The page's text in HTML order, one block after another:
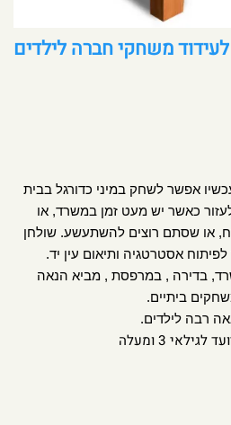
משחקי חברה לילדים
אפשר לשחק במיני כדורגל בבית
לעזור כאשר יש מעט זמן במשרד, או
או שסתם רוצים להשתעשע. שולחן
לפיתוח אסטרטגיה ותיאום עין יד.
בדירה , במרפסת , מביא הנאה
ביתיים.
רבה לילדים.
3 ומעלה